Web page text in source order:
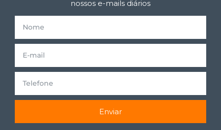
nossos e-mails diários
Enviar